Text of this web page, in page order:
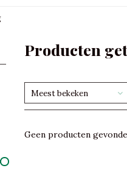
Producten
Meest bekeken
Geen producten